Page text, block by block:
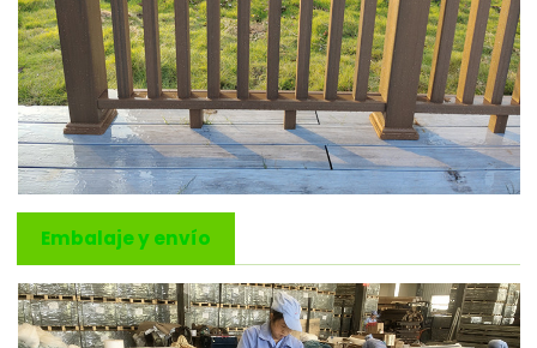
Embalaje y envío